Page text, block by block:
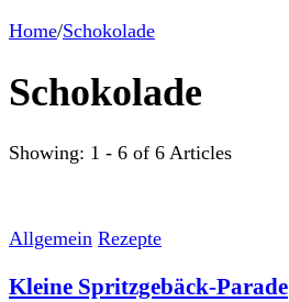
Home/Schokolade
Schokolade
Showing: 1 - 6 of 6 Articles
Allgemein Rezepte
Kleine Spritzgebäck-Parade